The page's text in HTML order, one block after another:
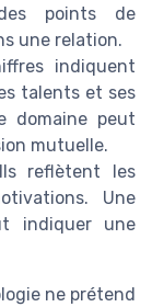
points de
une relation.
indiquent
talents et ses
domaine peut
mutuelle.
reflètent les
Une
indiquer une
ne prétend